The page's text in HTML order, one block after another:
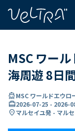
MSC ワー
海周遊 8日
directions_boatMSC ワールドエウロ
card_travel2026-07-25 - 2026-
location_onマルセイユ発 - マル